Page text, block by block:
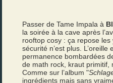
Passer de Tame Impala à
la soirée à la cave après
rooftop cosy : ça repose
sécurité n’est plus. L’oreille
permanence bombardées
de math rock, kraut primitif,
Comme sur l’album "
ingrédients mais sans